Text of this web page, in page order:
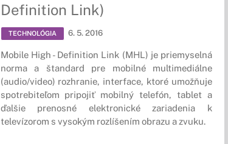
Definition Link)
TECHNOLÓGIA 6. 5. 2016
Mobile High - Definition Link (MHL) je priemyselná
norma a štandard pre mobilné multimediálne
(audio/video) rozhranie, interface, ktoré umožňuje
spotrebiteľom pripojiť mobilný telefón, tablet a
ďalšie prenosné elektronické zariadenia k
televízorom s vysokým rozlíšením obrazu a zvuku.